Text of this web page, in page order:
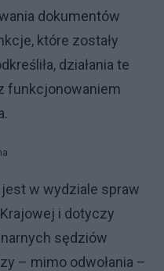
dokumentów
które zostały
działania te
funkcjonowaniem
w wydziale spraw
i dotyczy
sędziów
– mimo odwołania –